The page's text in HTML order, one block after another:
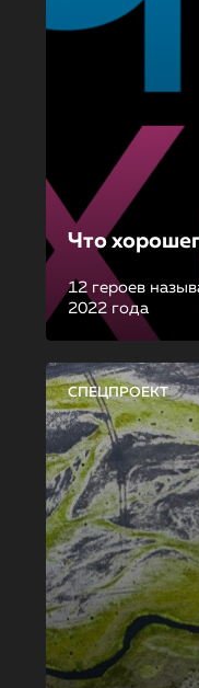
Что
12 героев
2022 года
СПЕЦПРОЕКТ